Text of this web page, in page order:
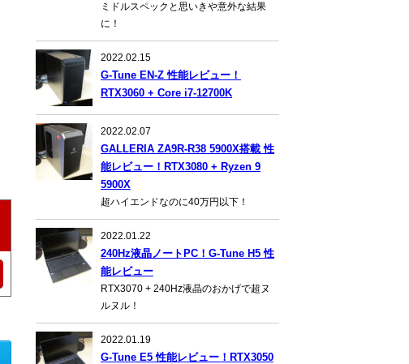
ミドルスペックと思いきや意外な結果
に！
2022.02.15
G-Tune EN-Z 性能レビュー！
RTX3060 + Core i7-12700K
2022.02.07
GALLERIA ZA9R-R38 5900X搭載 性
能レビュー！RTX3080 + Ryzen 9
5900X
超ハイエンドなのに40万円以下！
2022.01.22
240Hz液晶ノートPC！G-Tune H5 性
能レビュー
RTX3070 + 240Hz液晶のおかげで超ヌ
ルヌル！
2022.01.19
G-Tune E5 性能レビュー！RTX3050